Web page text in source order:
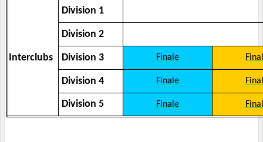
Interclubs
Division 1
Division 2
Division 3 Finale
Division 4 Finale
Division 5 Finale